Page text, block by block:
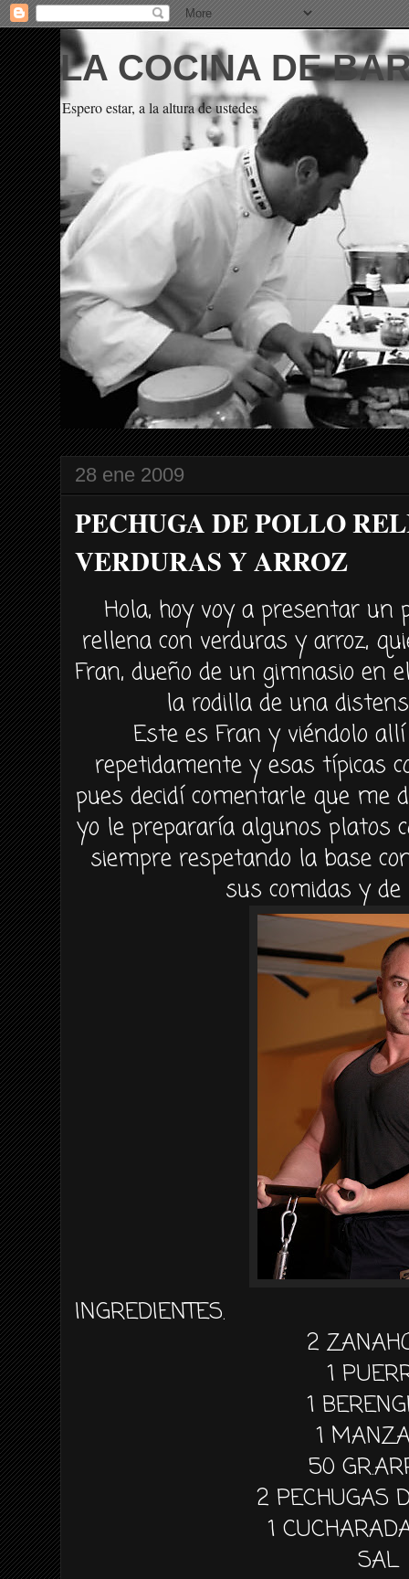
LA COCINA DE
Espero estar, a la altura de ustedes
28 ene 2009
PECHUGA DE POLLO
VERDURAS Y ARROZ
Hola, hoy voy a presentar un
rellena con verduras y arroz,
Fran, dueño de un gimnasio en
la rodilla de una
Este es Fran y viéndolo
repetidamente y esas típicas
pues decidí comentarle que me
yo le prepararía algunos platos
siempre respetando la base
sus comidas y de
INGREDIENTES.
2
1
1
1
50
2 PECHUGAS
1
SAL